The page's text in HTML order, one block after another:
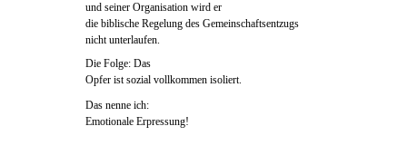
und seiner Organisation wird er
die biblische Regelung des Gemeinschaftsentzugs
nicht unterlaufen.
Die Folge: Das
Opfer ist sozial vollkommen isoliert.
Das nenne ich:
Emotionale Erpressung!